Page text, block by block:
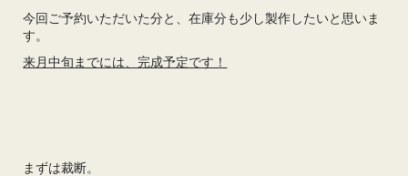
今回ご予約いただいた分と、在庫分も少し製作したいと思いま
す。
来月中旬までには、完成予定です！
まずは裁断。